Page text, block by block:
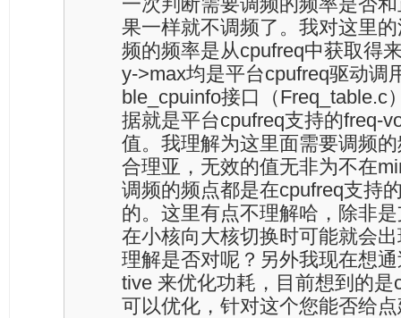
果一样就不调频了。我对这里
频的频率是从cpufreq中获取得
y->max均是平台cpufreq驱动调
ble_cpuinfo接口（Freq_table.c
据就是平台cpufreq支持的freq-
值。我理解为这里面需要调频
合理亚，无效的值无非为不在
调频的频点都是在cpufreq支持
的。这里有点不理解哈，除非
在小核向大核切换时可能就会
理解是否对呢？另外我现在想
tive 来优化功耗，目前想到的
可以优化，针对这个您能否给